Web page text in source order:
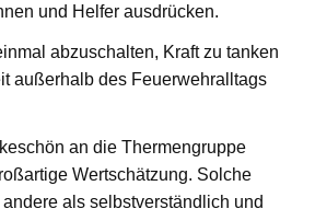
und Helfer ausdrücken.
abzuschalten, Kraft zu tanken
außerhalb des Feuerwehralltags
an die Thermengruppe
Wertschätzung. Solche
als selbstverständlich und